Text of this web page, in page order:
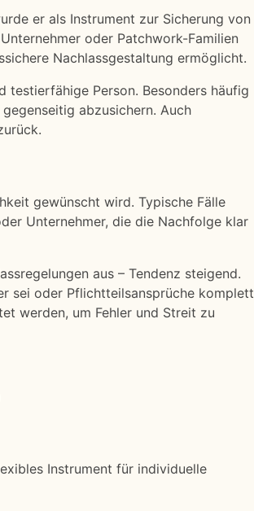
er als Instrument zur Sicherung von
oder Patchwork-Familien
Nachlassgestaltung ermöglicht.
Person. Besonders häufig
abzusichern. Auch
gewünscht wird. Typische Fälle
Unternehmer, die die Nachfolge klar
aus – Tendenz steigend.
sei oder Pflichtteilsansprüche komplett
werden, um Fehler und Streit zu
Instrument für individuelle